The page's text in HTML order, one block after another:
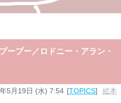
ープー／ロドニー・アラン・
5月19日 (水) 7:54 TOPICS 絵本